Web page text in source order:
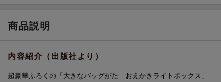
商品説明
内容紹介（出版社より）
超豪華ふろくの「大きなバッグがた おえかきライトボックス」